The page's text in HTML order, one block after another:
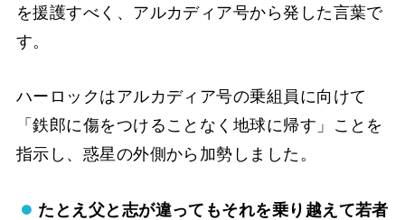
を援護すべく、アルカディア号から発した言葉で
す。
ハーロックはアルカディア号の乗組員に向けて
「鉄郎に傷をつけることなく地球に帰す」ことを
指示し、惑星の外側から加勢しました。
たとえ父と志が違ってもそれを乗り越えて若者